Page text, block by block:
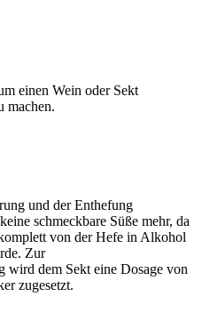
einen Wein oder Sekt
machen.
und der Enthefung
schmeckbare Süße mehr, da
von der Hefe in Alkohol
Zur
wird dem Sekt eine Dosage von
zugesetzt.